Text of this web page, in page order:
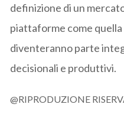
definizione di un
piattaforme come
diventeranno parte
decisionali e produttivi.
@RIPRODUZIONE